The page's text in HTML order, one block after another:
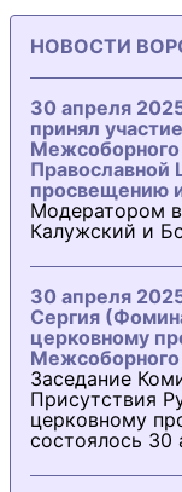
НОВОСТИ
30 апреля
принял
Межсоборного
Православной
просвещению
Модератором
Калужский и
30 апреля
Сергия
церковному
Межсоборного
Заседание
Присутствия
церковному
состоялось 30